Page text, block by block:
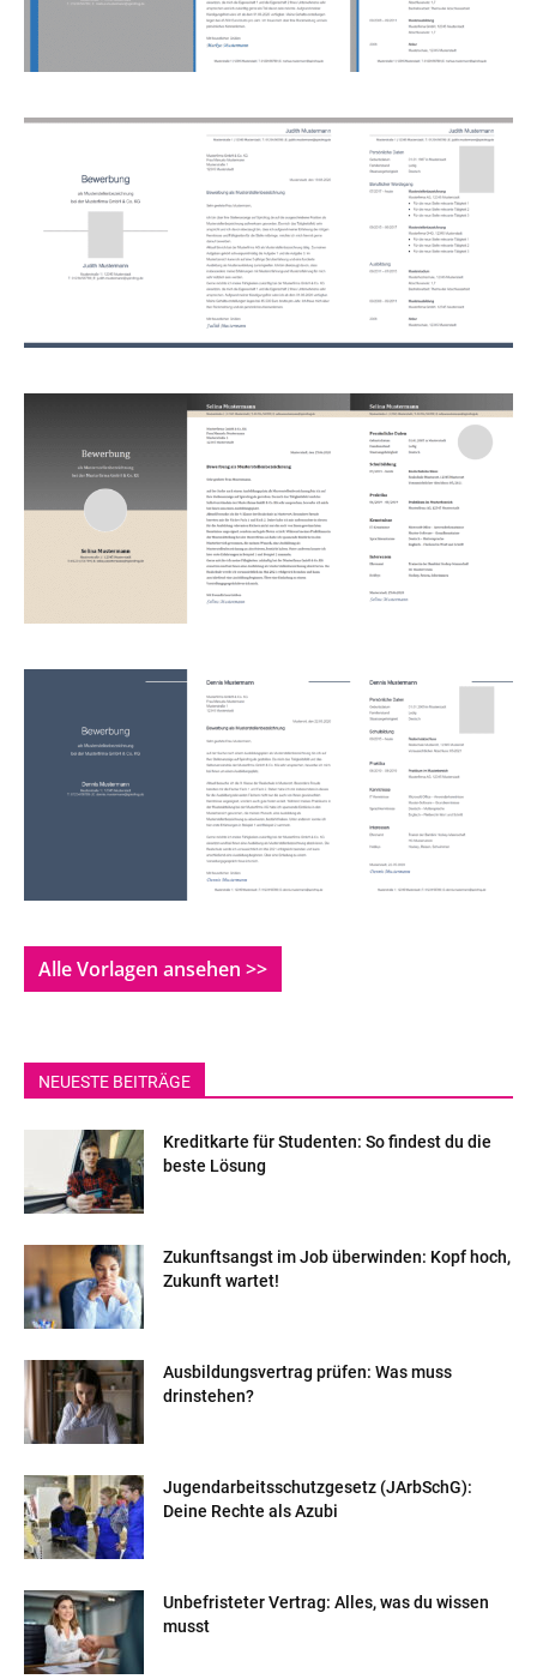
Alle Vorlagen ansehen >>
NEUESTE BEITRÄGE
Kreditkarte für Studenten: So findest du die
beste Lösung
Zukunftsangst im Job überwinden: Kopf hoch,
Zukunft wartet!
Ausbildungsvertrag prüfen: Was muss
drinstehen?
Jugendarbeitsschutzgesetz (JArbSchG):
Deine Rechte als Azubi
Unbefristeter Vertrag: Alles, was du wissen
musst